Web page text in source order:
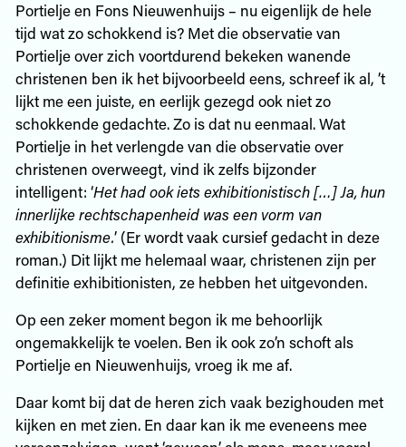
Portielje en Fons Nieuwenhuijs – nu eigenlijk de hele
tijd wat zo schokkend is? Met die observatie van
Portielje over zich voortdurend bekeken wanende
christenen ben ik het bijvoorbeeld eens, schreef ik al, ’t
lijkt me een juiste, en eerlijk gezegd ook niet zo
schokkende gedachte. Zo is dat nu eenmaal. Wat
Portielje in het verlengde van die observatie over
christenen overweegt, vind ik zelfs bijzonder
intelligent: ‘Het had ook iets exhibitionistisch […] Ja, hun
innerlijke rechtschapenheid was een vorm van
exhibitionisme.’ (Er wordt vaak cursief gedacht in deze
roman.) Dit lijkt me helemaal waar, christenen zijn per
definitie exhibitionisten, ze hebben het uitgevonden.
Op een zeker moment begon ik me behoorlijk
ongemakkelijk te voelen. Ben ik ook zo’n schoft als
Portielje en Nieuwenhuijs, vroeg ik me af.
Daar komt bij dat de heren zich vaak bezighouden met
kijken en met zien. En daar kan ik me eveneens mee